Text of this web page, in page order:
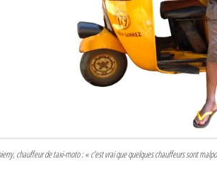
chauffeur de taxi-moto :« c’est vrai que quelques chauffeurs sont